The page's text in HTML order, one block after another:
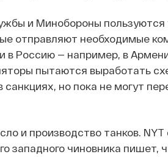
и Минобороны пользуются
отправляют необходимые
в Россию — например, в
пытаются выработать
санкциях, но пока не могут
и производство танков. NYT
западного чиновника пишет,